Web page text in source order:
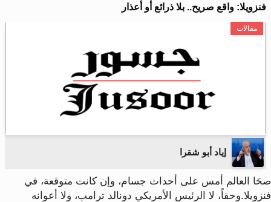
فنزويلا: واقع صريح.. بلا ذرائع أو أعذار
مقالات
إياد أبو شقرا
صحَا العالم أمس على أحداث جسام، وإن كانت متوقعة، في
فنزويلا.وحقاً، لا الرئيس الأمريكي دونالد ترامب، ولا أعوانه